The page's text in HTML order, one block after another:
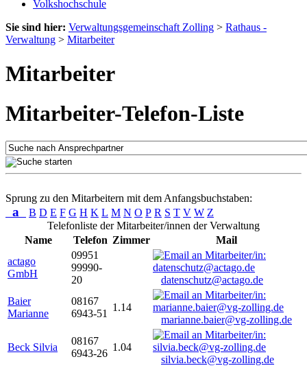
Volkshochschule
Sie sind hier: Verwaltungsgemeinschaft Zolling > Rathaus -
Verwaltung > Mitarbeiter
Mitarbeiter
Mitarbeiter-Telefon-Liste
Sprung zu den Mitarbeitern mit dem Anfangsbuchstaben:
a B D E F G H K L M N O P R S T V W Z
Telefonliste der Mitarbeiter/innen der Verwaltung
Name
Telefon Zimmer
Mail
actago
GmbH
09951
99990-
20
datenschutz@actago.de
Baier
Marianne
08167
6943-51
1.14
marianne.baier@vg-zolling.de
Beck Silvia
08167
6943-26
1.04
silvia.beck@vg-zolling.de